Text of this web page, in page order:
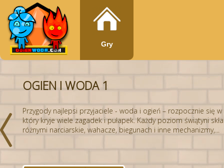
Gry
OGIEN I WODA 1
Przygody najlepsi przyjaciele - woda i ogień – rozpocznie się
który kryje wiele zagadek i pułapek. Każdy poziom świątyni
różnymi narciarskie, wahacze, biegunach i inne mechanizmy,...